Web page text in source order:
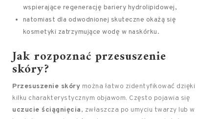
wspierające regenerację bariery hydrolipidowej,
natomiast dla odwodnionej skuteczne okażą się
kosmetyki zatrzymujące wodę w naskórku.
Jak rozpoznać przesuszenie
skóry?
Przesuszenie skóry można łatwo zidentyfikować dzięki
kilku charakterystycznym objawom. Często pojawia się
uczucie ściągnięcia, zwłaszcza po umyciu twarzy lub w